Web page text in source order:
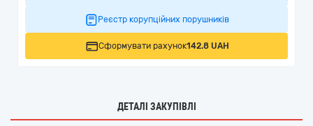
Реєстр корупційних порушників
Сформувати рахунок142.8 UAH
ДЕТАЛІ ЗАКУПІВЛІ